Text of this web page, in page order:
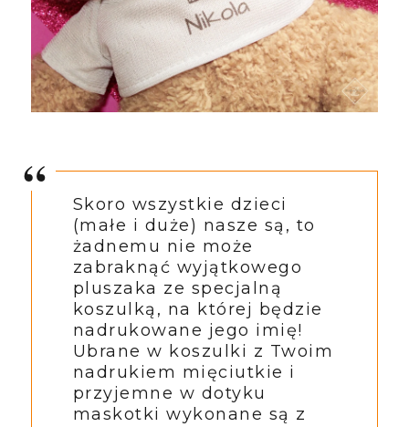
Skoro wszystkie dzieci
(małe i duże) nasze są, to
żadnemu nie może
zabraknąć wyjątkowego
pluszaka ze specjalną
koszulką, na której będzie
nadrukowane jego imię!
Ubrane w koszulki z Twoim
nadrukiem mięciutkie i
przyjemne w dotyku
maskotki wykonane są z